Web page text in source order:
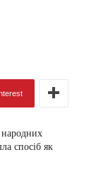
народних
спосіб як